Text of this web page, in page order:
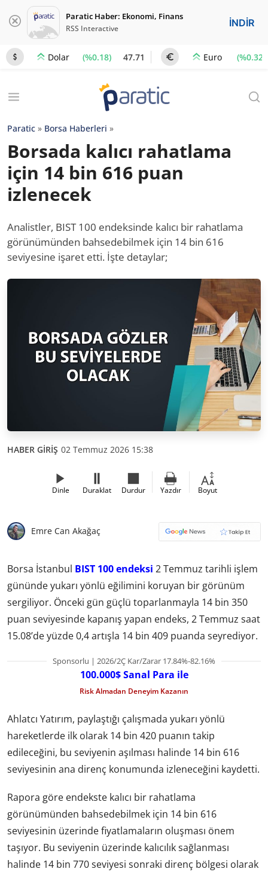
Paratic Haber: Ekonomi, Finans
RSS Interactive İNDİR
Dolar (%0.18) 47.71 Euro (%0.32)
Paratic » Borsa Haberleri »
Borsada kalıcı rahatlama
için 14 bin 616 puan
izlenecek
Analistler, BIST 100 endeksinde kalıcı bir rahatlama
görünümünden bahsedebilmek için 14 bin 616
seviyesine işaret etti. İşte detaylar;
HABER GİRİŞ 02 Temmuz 2026 15:38
Dinle Duraklat Durdur Yazdır Boyut
Emre Can Akağaç
Borsa İstanbul BIST 100 endeksi 2 Temmuz tarihli işlem
gününde yukarı yönlü eğilimini koruyan bir görünüm
sergiliyor. Önceki gün güçlü toparlanmayla 14 bin 350
puan seviyesinde kapanış yapan endeks, 2 Temmuz saat
15.08’de yüzde 0,4 artışla 14 bin 409 puanda seyrediyor.
Sponsorlu | 2026/2Ç Kar/Zarar 17.84%-82.16%
100.000$ Sanal Para ile
Risk Almadan Deneyim Kazanın
Ahlatcı Yatırım, paylaştığı çalışmada yukarı yönlü
hareketlerde ilk olarak 14 bin 420 puanın takip
edileceğini, bu seviyenin aşılması halinde 14 bin 616
seviyesinin ana direnç konumunda izleneceğini kaydetti.
Rapora göre endekste kalıcı bir rahatlama
görünümünden bahsedebilmek için 14 bin 616
seviyesinin üzerinde fiyatlamaların oluşması önem
taşıyor. Bu seviyenin üzerinde kalıcılık sağlanması
halinde 14 bin 770 seviyesi sonraki direnç bölgesi olarak